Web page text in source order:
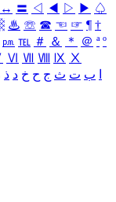
↔ 〓 ◁ ◀ ▷ ▶ ♤
♨ ☏ ☎ ☜ ☞ ¶ †
㏘ ℡ ＃ ＆ ＊ ＠ ª º
Ⅵ Ⅶ Ⅷ Ⅸ Ⅹ
ب ت ث ج ح خ د ذ